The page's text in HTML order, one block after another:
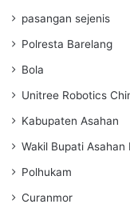
pasangan sejenis
Polresta Barelang
Bola
Unitree Robotics
Kabupaten Asahan
Wakil Bupati Asahan
Polhukam
Curanmor